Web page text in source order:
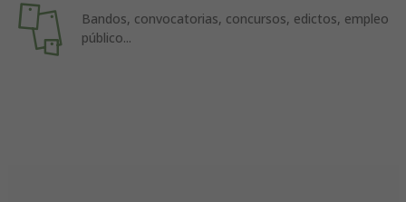
Bandos, convocatorias, concursos, edictos, empleo
público...